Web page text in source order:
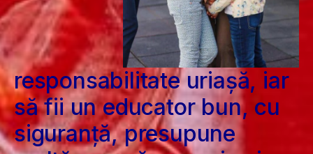
responsabilitate uriașă, iar
să fii un educator bun, cu
siguranță, presupune